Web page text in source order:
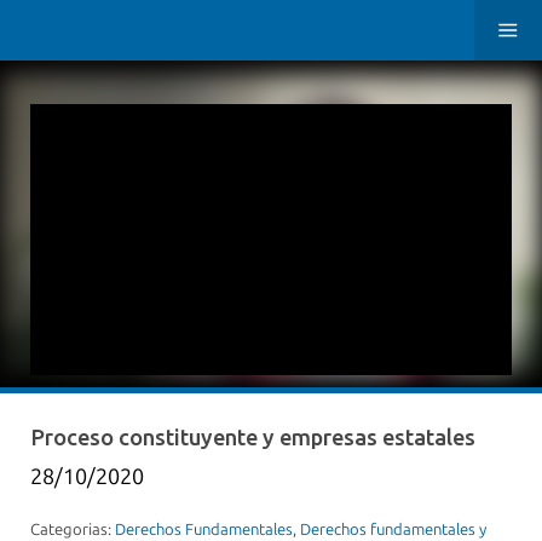
Proceso constituyente y empresas estatales
28/10/2020
Categorias: Derechos Fundamentales, Derechos fundamentales y